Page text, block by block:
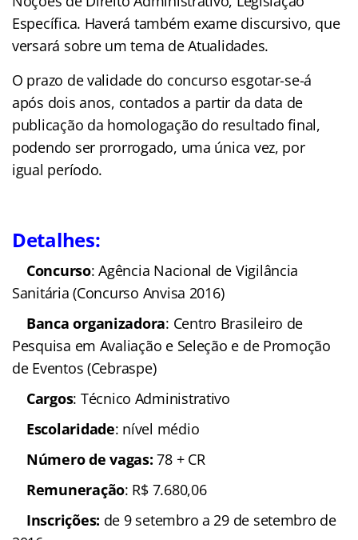
Específica. Haverá também exame discursivo, que
versará sobre um tema de Atualidades.
O prazo de validade do concurso esgotar-se-á
após dois anos, contados a partir da data de
publicação da homologação do resultado final,
podendo ser prorrogado, uma única vez, por
igual período.
Detalhes:
Concurso: Agência Nacional de Vigilância
Sanitária (Concurso Anvisa 2016)
Banca organizadora: Centro Brasileiro de
Pesquisa em Avaliação e Seleção e de Promoção
de Eventos (Cebraspe)
Cargos: Técnico Administrativo
Escolaridade: nível médio
Número de vagas:78 + CR
Remuneração: R$ 7.680,06
Inscrições: de 9 setembro a 29 de setembro de